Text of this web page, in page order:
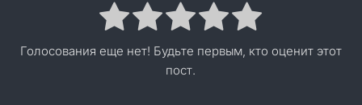
Голосования еще нет! Будьте первым, кто оценит этот
пост.